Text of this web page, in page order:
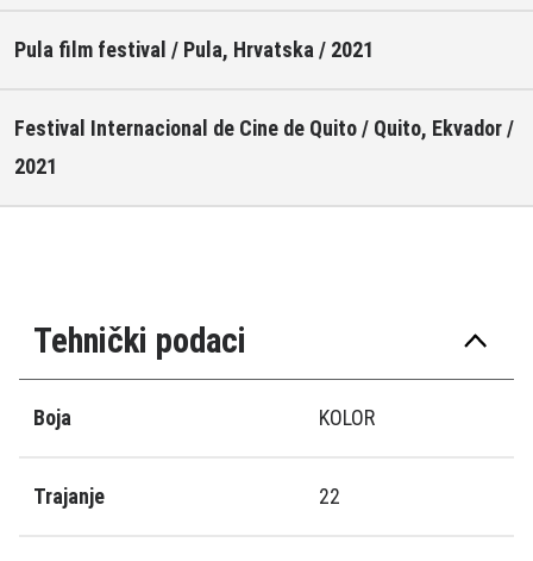
Pula film festival / Pula, Hrvatska / 2021
Festival Internacional de Cine de Quito / Quito, Ekvador /
2021
Tehnički podaci
Boja KOLOR
Trajanje 22